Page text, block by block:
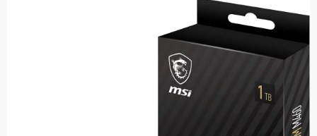
Google İle Bağlan